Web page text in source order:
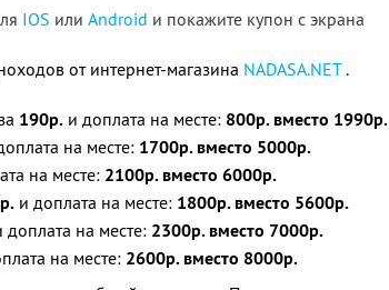
IOS или Android и покажите купон с экрана
от интернет-магазина NADASA.NET .
190р. и доплата на месте: 800р. вместо 1990р.
на месте: 1700р. вместо 5000р.
на месте: 2100р. вместо 6000р.
и доплата на месте: 1800р. вместо 5600р.
доплата на месте: 2300р. вместо 7000р.
на месте: 2600р. вместо 8000р.